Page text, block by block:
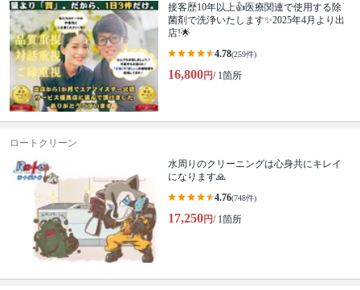
接客歴10年以上👍医療関連で使用する除
菌剤で洗浄いたします✨2025年4月より出
店!🌟
4.78(259件)
16,800円/ 1箇所
ロートクリーン
水周りのクリーニングは心身共にキレイ
になります🙏
4.76(748件)
17,250円/ 1箇所